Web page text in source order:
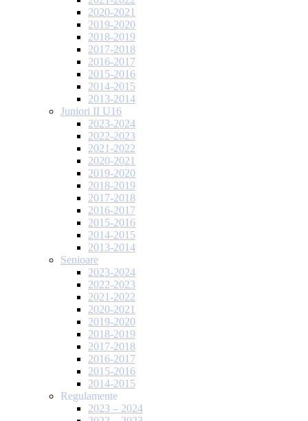
2020-2021
2019-2020
2018-2019
2017-2018
2016-2017
2015-2016
2014-2015
2013-2014
Juniori II U16
2023-2024
2022-2023
2021-2022
2020-2021
2019-2020
2018-2019
2017-2018
2016-2017
2015-2016
2014-2015
2013-2014
Senioare
2023-2024
2022-2023
2021-2022
2020-2021
2019-2020
2018-2019
2017-2018
2016-2017
2015-2016
2014-2015
Regulamente
2023 – 2024